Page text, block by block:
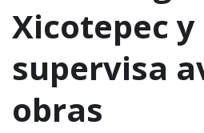
Xicotepec y
supervisa
obras